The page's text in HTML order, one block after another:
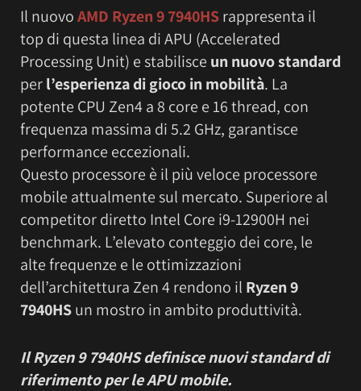
Il nuovoAMD Ryzen 9 7940HSrappresenta il
top di questa linea di APU (Accelerated
Processing Unit) e stabilisce un nuovo standard
perl’esperienza di gioco in mobilità. La
potente CPU Zen4 a 8 core e 16 thread, con
frequenza massima di 5.2 GHz, garantisce
performance eccezionali.
Questo processore è il più veloce processore
mobile attualmente sul mercato. Superiore al
competitor diretto Intel Core i9-12900H nei
benchmark. L’elevato conteggio dei core, le
alte frequenze e le ottimizzazioni
dell’architettura Zen 4 rendono il Ryzen 9
7940HSun mostro in ambito produttività.
Il Ryzen 9 7940HS definisce nuovi standard di
riferimento per le APU mobile.